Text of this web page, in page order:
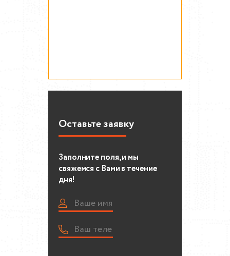
Оставьте заявку
Заполните поля, и мы
свяжемся с Вами в течение
дня!